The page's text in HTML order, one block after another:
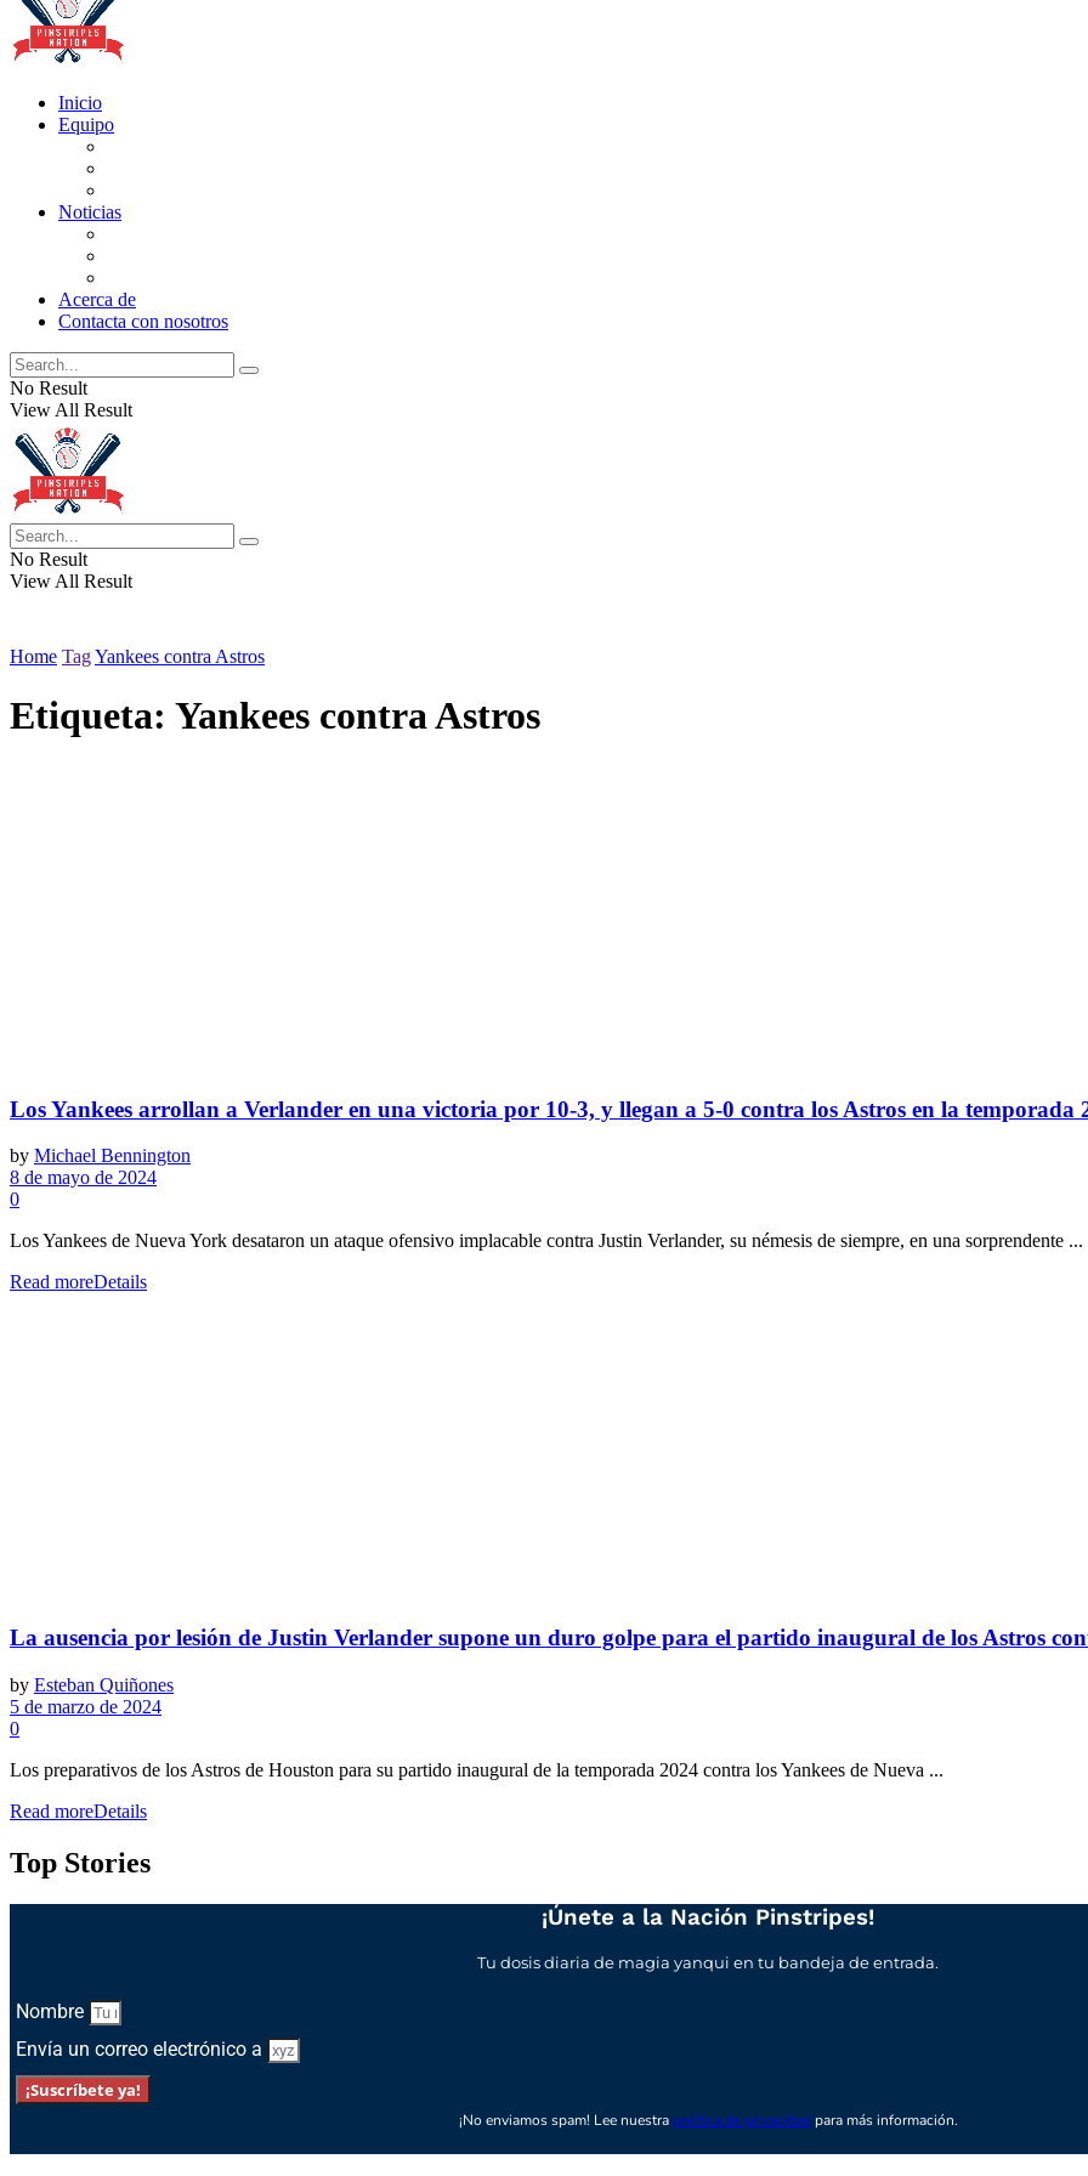
Inicio
Equipo
Noticias
Acerca de
Contacta con nosotros
No Result
View All Result
No Result
View All Result
Home TagYankees contra Astros
Etiqueta: Yankees contra Astros
Los Yankees arrollan a Verlander en una victoria por 10-3, y llegan a 5-0 contra los Astros en la temporada
by Michael Bennington
8 de mayo de 2024
0
Los Yankees de Nueva York desataron un ataque ofensivo implacable contra Justin Verlander, su némesis de siempre, en una sorprendente ...
Read moreDetails
La ausencia por lesión de Justin Verlander supone un duro golpe para el partido inaugural de los Astros
by Esteban Quiñones
5 de marzo de 2024
0
Los preparativos de los Astros de Houston para su partido inaugural de la temporada 2024 contra los Yankees de Nueva ...
Read moreDetails
Top Stories
¡Únete a la Nación Pinstripes!
Tu dosis diaria de magia yanqui en tu bandeja de entrada.
Nombre
Envía un correo electrónico a
¡Suscríbete ya!
¡No enviamos spam! Lee nuestra política de privacidad para más información.